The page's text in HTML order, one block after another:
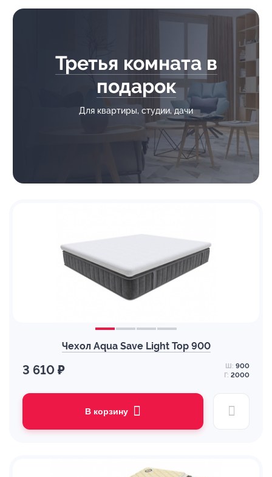
Третья комната в
подарок
Для квартиры, студии, дачи
Чехол Aqua Save Light Top 900
3 610 ₽ Ш: 900
Г: 2000
В корзину